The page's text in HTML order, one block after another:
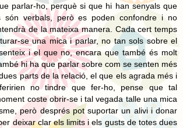
parlar-ho, perquè si que hi han senyals que
són verbals, però es poden confondre i no
de la mateixa manera. Cada cert temps
se una mica i parlar, no tan sols sobre el
i el que no, encara que també és molt
hi ha que parlar sobre com se senten més
parts de la relació, el que els agrada més i
no tindre que fer-ho, pense que tal
coste obrir-se i tal vegada talle una mica
però després pot suportar un alivi i donar
deixar clar els limits i els gusts de totes dues